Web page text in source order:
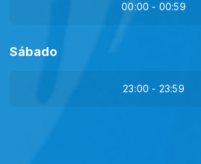
00:00 - 00:59
Sábado
23:00 - 23:59